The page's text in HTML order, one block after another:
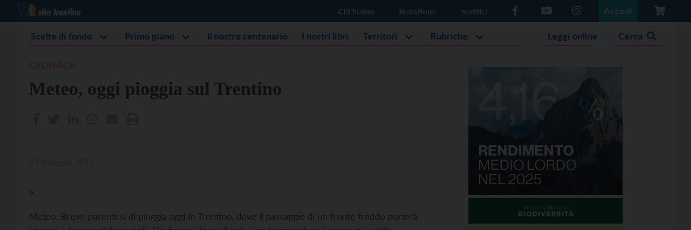
Chi Siamo Redazione Scrivici Accedi
Scelte di fondo Primo piano Il nostro centenario I nostri libri Territori Rubriche Leggi online Cerca
Meteo, oggi pioggia sul Trentino
>
Meteo. Breve parentesi di pioggia oggi in Trentino, dove il passaggio di un fronte freddo porterà